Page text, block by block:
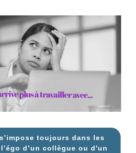
toujours dans les
d’un collègue ou d'un